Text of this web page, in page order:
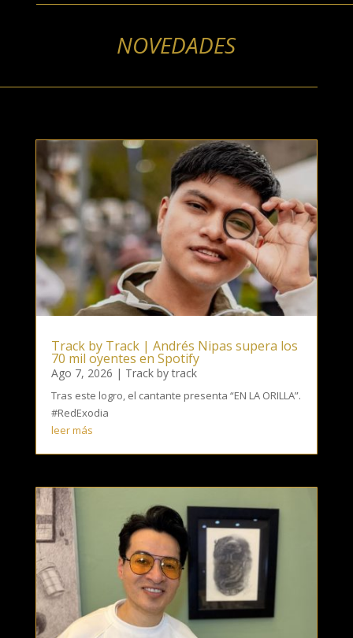
NOVEDADES
Track by Track | Andrés Nipas supera los
70 mil oyentes en Spotify
Ago 7, 2026 | Track by track
Tras este logro, el cantante presenta “EN LA ORILLA”.
#RedExodia
leer más